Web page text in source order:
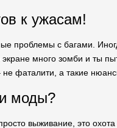
к ужасам!
проблемы с багами.
экране много зомби и ты
фаталити, а такие
моды?
выживание, это